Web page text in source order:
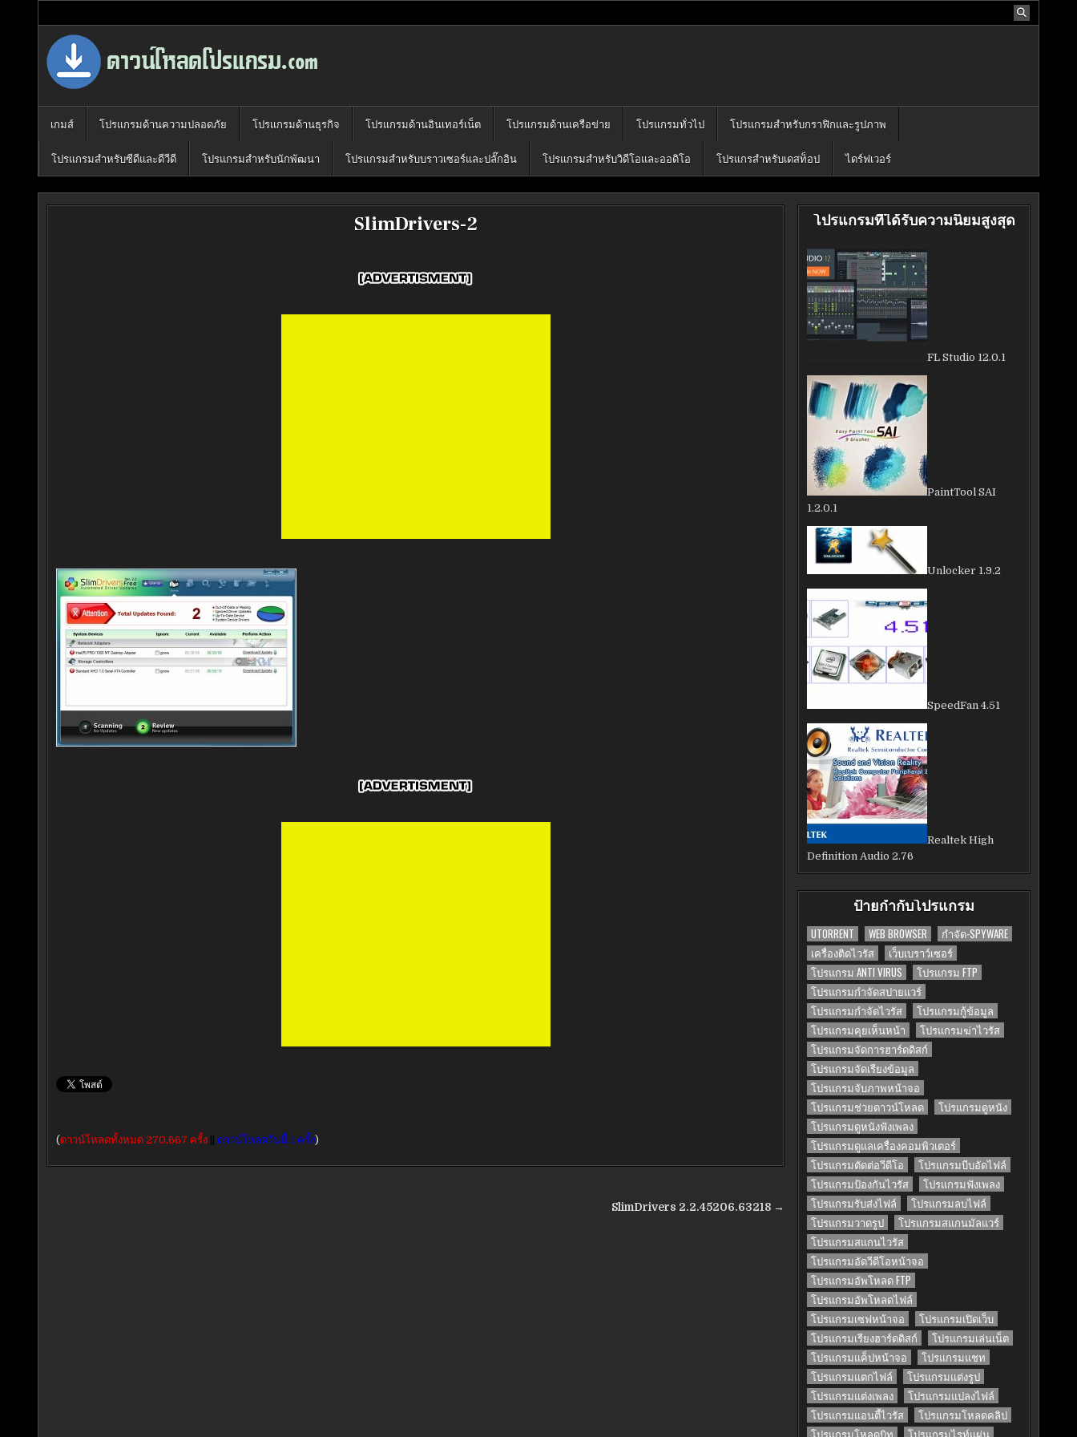
Download Program Free | ดาวน์โหลดโปรแกรมฟรี
ดาวน์โหลดโปรแกรม ดอท คอม รวบรวมโปรแกรมดี โปรแกรมฟรี ไว้ให้คุณได้เลือก download ไว้มากมาย
เกมส์ โปรแกรมด้านความปลอดภัย โปรแกรมด้านธุรกิจ โปรแกรมด้านอินเทอร์เน็ต โปรแกรมด้านเครือข่าย โปรแกรมทั่วไป โปรแกรมสำหรับกราฟิกและรูปภาพ
โปรแกรมสำหรับซีดีและดีวีดี โปรแกรมสำหรับนักพัฒนา โปรแกรมสำหรับบราวเซอร์และปลั๊กอิน โปรแกรมสำหรับวิดีโอและออดิโอ โปรแกรสำหรับเดสท็อป ไดร์ฟเวอร์
SlimDrivers-2
(ดาวน์โหลดทั้งหมด 270,667 ครั้ง ดาวน์โหลดวันนี้ 1 ครั้ง)
SlimDrivers 2.2.45206.63218 →
โปรแกรมที่ได้รับความนิยมสูงสุด
FL Studio 12.0.1
PaintTool SAI
1.2.0.1
Unlocker 1.9.2
SpeedFan 4.51
Realtek High
Definition Audio 2.76
ป้ายกำกับโปรแกรม
UTORRENT WEB BROWSER
กำจัด-SPYWARE
เครื่องติดไวรัส
เว็บเบราว์เซอร์
โปรแกรม ANTI VIRUS
โปรแกรม FTP
โปรแกรมกำจัดสปายแวร์
โปรแกรมกำจัดไวรัส
โปรแกรมกู้ข้อมูล
โปรแกรมคุยเห็นหน้า
โปรแกรมฆ่าไวรัส
โปรแกรมจัดการฮาร์ดดิสก์
โปรแกรมจัดเรียงข้อมูล
โปรแกรมจับภาพหน้าจอ
โปรแกรมช่วยดาวน์โหลด
โปรแกรมดูหนัง
โปรแกรมดูหนังฟังเพลง
โปรแกรมดูแลเครื่องคอมพิวเตอร์
โปรแกรมตัดต่อวีดีโอ
โปรแกรมบีบอัดไฟล์
โปรแกรมป้องกันไวรัส
โปรแกรมฟังเพลง
โปรแกรมรับส่งไฟล์
โปรแกรมลบไฟล์
โปรแกรมวาดรูป
โปรแกรมสแกนมัลแวร์
โปรแกรมสแกนไวรัส
โปรแกรมอัดวีดีโอหน้าจอ
โปรแกรมอัพโหลด FTP
โปรแกรมอัพโหลดไฟล์
โปรแกรมเซฟหน้าจอ
โปรแกรมเปิดเว็บ
โปรแกรมเรียงฮาร์ดดิสก์
โปรแกรมเล่นเน็ต
โปรแกรมแค็ปหน้าจอ
โปรแกรมแชท
โปรแกรมแตกไฟล์
โปรแกรมแต่งรูป
โปรแกรมแต่งเพลง
โปรแกรมแปลงไฟล์
โปรแกรมแอนตี้ไวรัส
โปรแกรมโหลดคลิป
โปรแกรมโหลดบิท
โปรแกรมไรท์แผ่น